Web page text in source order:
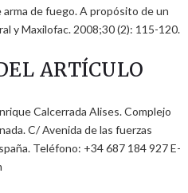
de fuego. A propósito de un
y Maxilofac. 2008;30 (2): 115-120.
ARTÍCULO
Calcerrada Alises. Complejo
C/ Avenida de las fuerzas
Teléfono: +34 687 184 927 E-